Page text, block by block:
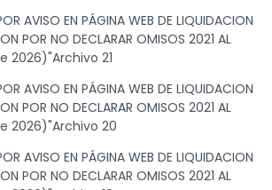
AVISO EN PÁGINA WEB DE LIQUIDACION
POR NO DECLARAR OMISOS 2021 AL
2026)"Archivo 21
AVISO EN PÁGINA WEB DE LIQUIDACION
POR NO DECLARAR OMISOS 2021 AL
2026)"Archivo 20
AVISO EN PÁGINA WEB DE LIQUIDACION
POR NO DECLARAR OMISOS 2021 AL